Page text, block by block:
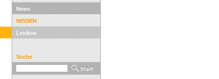
News
WISSEN
Lexikon
Suche